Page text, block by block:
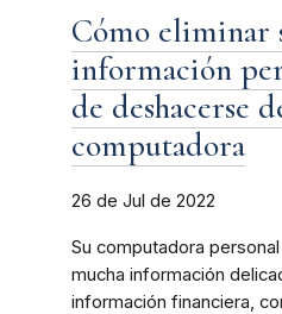
Cómo eliminar
información
de deshacerse
computadora
26 de Jul de 2022
Su computadora
mucha información
información financiera,